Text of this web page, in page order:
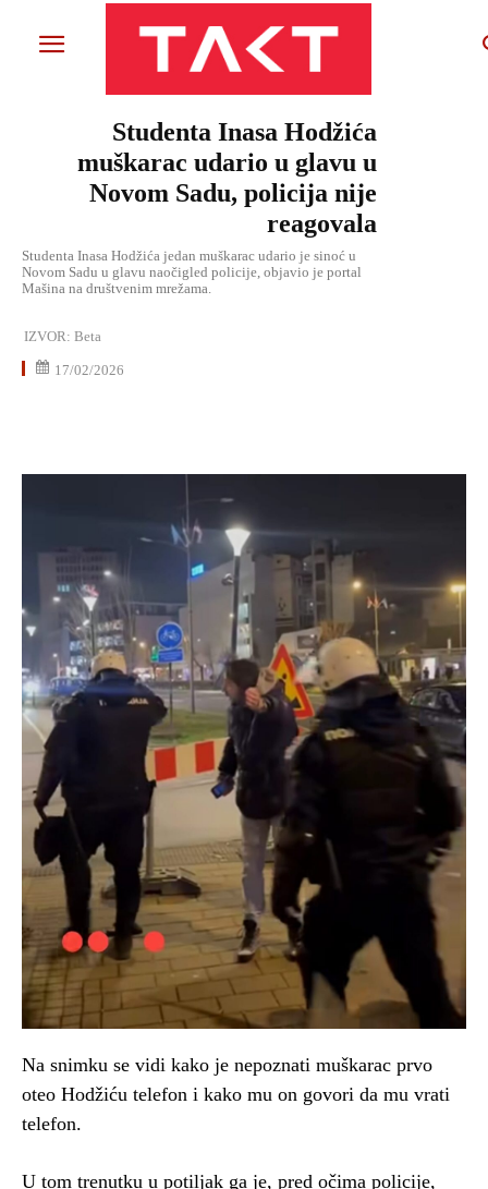
Studenta Inasa Hodžića
muškarac udario u glavu u
Novom Sadu, policija nije
reagovala
Studenta Inasa Hodžića jedan muškarac udario je sinoć u
Novom Sadu u glavu naočigled policije, objavio je portal
Mašina na društvenim mrežama.
IZVOR: Beta
17/02/2026
Na snimku se vidi kako je nepoznati muškarac prvo
oteo Hodžiću telefon i kako mu on govori da mu vrati
telefon.
U tom trenutku u potiljak ga je, pred očima policije,